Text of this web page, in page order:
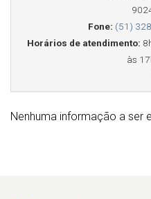
Fone: (51)
Horários de atendimento:
às
Nenhuma informação a ser